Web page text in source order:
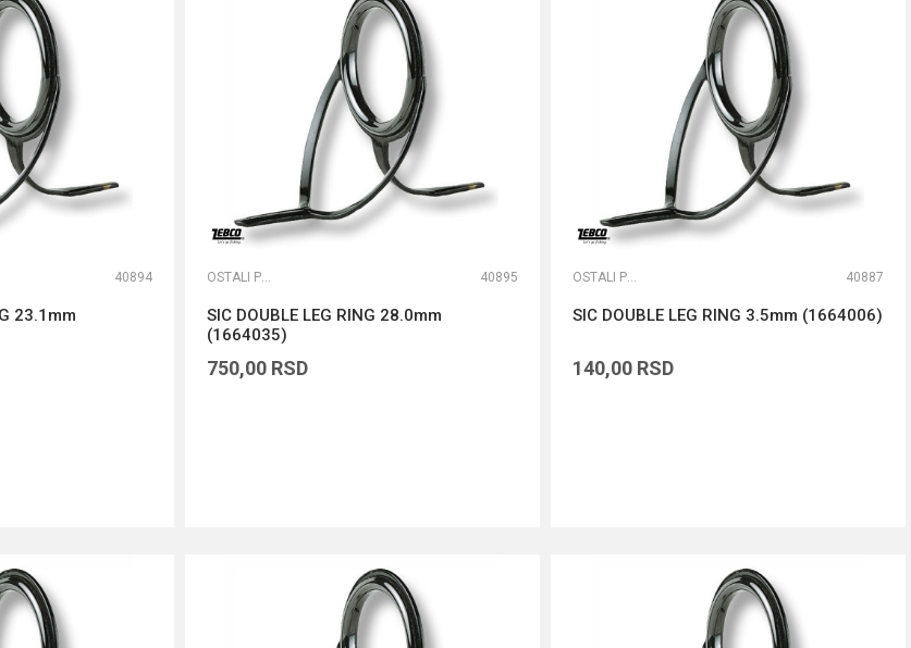
40894
23.1mm
OSTALI PRIBOR 40895
SIC DOUBLE LEG RING 28.0mm
(1664035)
750,00 RSD
OSTALI PRIBOR 40887
SIC DOUBLE LEG RING 3.5mm (1664006)
140,00 RSD